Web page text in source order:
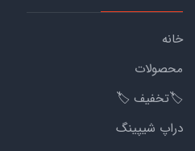
خانه
محصولات
🏷️تخفیف 🏷️
دراپ شیپینگ